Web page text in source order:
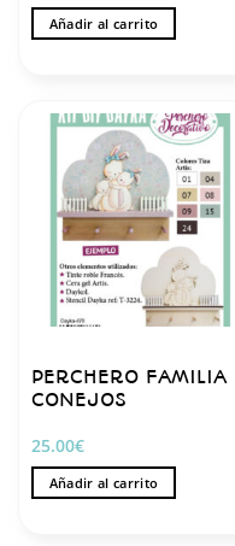
Añadir al carrito
PERCHERO FAMILIA
CONEJOS
25.00€
Añadir al carrito